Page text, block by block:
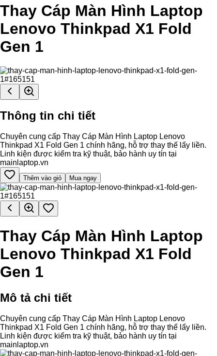
Thay Cáp Màn Hình Laptop
Lenovo Thinkpad X1 Fold
Gen 1
Thông tin chi tiết
Chuyên cung cấp Thay Cáp Màn Hình Laptop Lenovo
Thinkpad X1 Fold Gen 1 chính hãng, hỗ trợ thay thế lấy liền.
Linh kiện được kiểm tra kỹ thuật, bảo hành uy tín tại
mainlaptop.vn
Thêm vào giỏ Mua ngay
Thay Cáp Màn Hình Laptop
Lenovo Thinkpad X1 Fold
Gen 1
Mô tả chi tiết
Chuyên cung cấp Thay Cáp Màn Hình Laptop Lenovo
Thinkpad X1 Fold Gen 1 chính hãng, hỗ trợ thay thế lấy liền.
Linh kiện được kiểm tra kỹ thuật, bảo hành uy tín tại
mainlaptop.vn